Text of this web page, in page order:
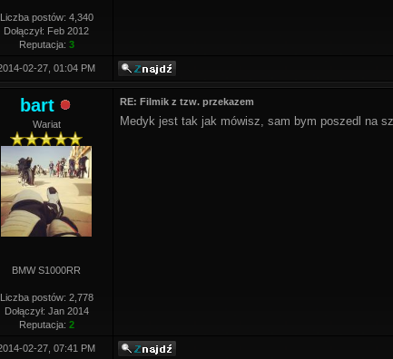
Liczba postów: 4,340
Dołączył: Feb 2012
Reputacja: 3
02-27, 01:04 PM
bart
Wariat
BMW S1000RR
Liczba postów: 2,778
Dołączył: Jan 2014
Reputacja: 2
RE: Filmik z tzw. przekazem
Medyk jest tak jak mówisz, sam bym poszedl na
02-27, 07:41 PM